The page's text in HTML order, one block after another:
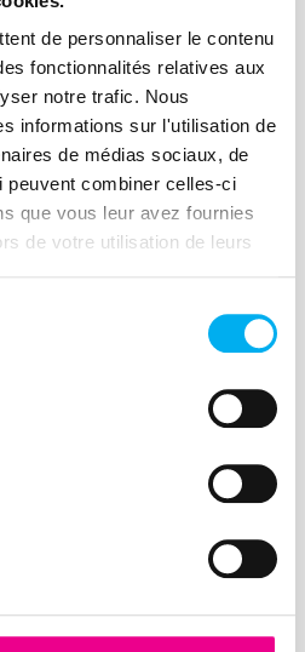
de personnaliser le contenu
fonctionnalités relatives aux
notre trafic. Nous
informations sur l'utilisation de
de médias sociaux, de
peuvent combiner celles-ci
que vous leur avez fournies
de votre utilisation de leurs
cœur d’un
de la data
menées par les
sont devenues
aux yeux des
majeur de la data
Lire la suite